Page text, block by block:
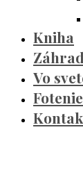
Kniha
Vo